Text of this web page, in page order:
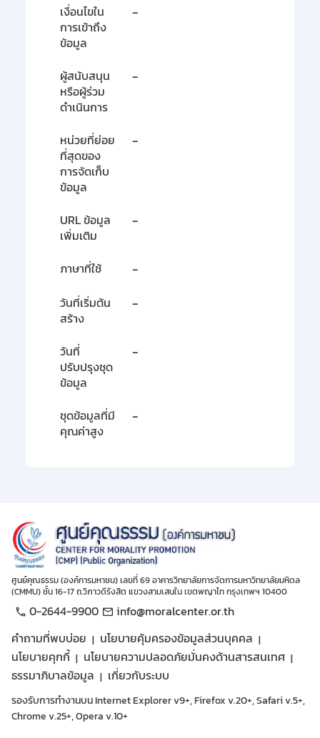
เงื่อนไขใน
การเข้าถึง
ข้อมูล
-
ผู้สนับสนุน
หรือผู้ร่วม
ดำเนินการ
-
หน่วยที่ย่อย
ที่สุดของ
การจัดเก็บ
ข้อมูล
-
URL ข้อมูล
เพิ่มเติม
-
ภาษาที่ใช้ -
วันที่เริ่มต้น
สร้าง
-
วันที่
ปรับปรุงชุด
ข้อมูล
-
ชุดข้อมูลที่มี
คุณค่าสูง
-
ศูนย์คุณธรรม (องค์การมหาชน) เลขที่ 69 อาคารวิทยาลัยการจัดการมหาวิทยาลัยมหิดล
(CMMU) ชั้น 16-17 ถ.วิภาวดีรังสิต แขวงสามเสนใน เขตพญาไท กรุงเทพฯ 10400
0-2644-9900
info@moralcenter.or.th
คำถามที่พบบ่อย
นโยบายคุ้มครองข้อมูลส่วนบุคคล
นโยบายคุกกี้
นโยบายความปลอดภัยมั่นคงด้านสารสนเทศ
ธรรมาภิบาลข้อมูล
เกี่ยวกับระบบ
รองรับการทำงานบน Internet Explorer v9+, Firefox v.20+, Safari v.5+,
Chrome v.25+, Opera v.10+